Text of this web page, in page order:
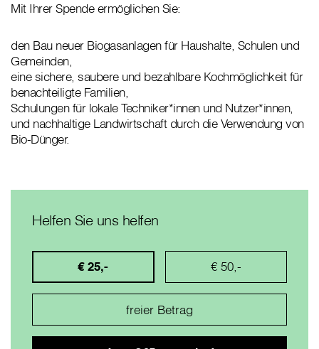
Mit Ihrer Spende ermöglichen Sie:
den Bau neuer Biogasanlagen für Haushalte, Schulen und
Gemeinden,
eine sichere, saubere und bezahlbare Kochmöglichkeit für
benachteiligte Familien,
Schulungen für lokale Techniker*innen und Nutzer*innen,
und nachhaltige Landwirtschaft durch die Verwendung von
Bio-Dünger.
Helfen Sie uns helfen
€ 25,- € 50,-